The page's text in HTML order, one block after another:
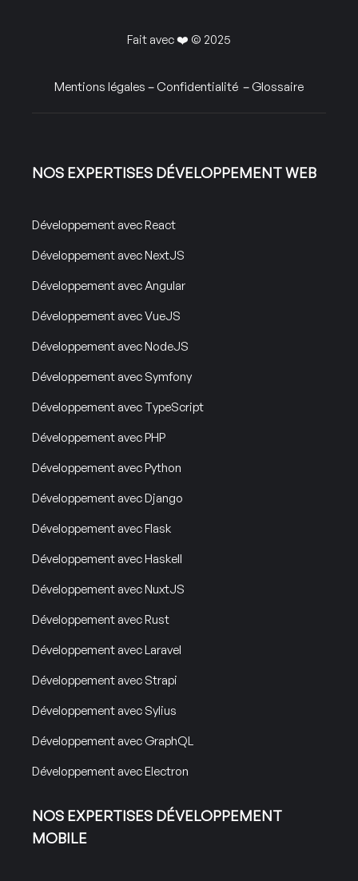
Fait avec ❤️ © 2025
Mentions légales –Confidentialité – Glossaire
NOS EXPERTISES DÉVELOPPEMENT WEB
Développement avec React
Développement avec NextJS
Développement avec Angular
Développement avec VueJS
Développement avec NodeJS
Développement avec Symfony
Développement avec TypeScript
Développement avec PHP
Développement avec Python
Développement avec Django
Développement avec Flask
Développement avec Haskell
Développement avec NuxtJS
Développement avec Rust
Développement avec Laravel
Développement avec Strapi
Développement avec Sylius
Développement avec GraphQL
Développement avec Electron
NOS EXPERTISES DÉVELOPPEMENT
MOBILE